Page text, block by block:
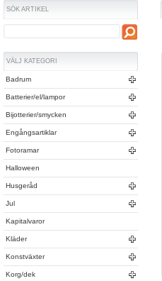
SÖK ARTIKEL
VÄLJ KATEGORI
Badrum
Batterier/el/lampor
Bijotterier/smycken
Engångsartiklar
Fotoramar
Halloween
Husgeråd
Jul
Kapitalvaror
Kläder
Konstväxter
Korg/dek